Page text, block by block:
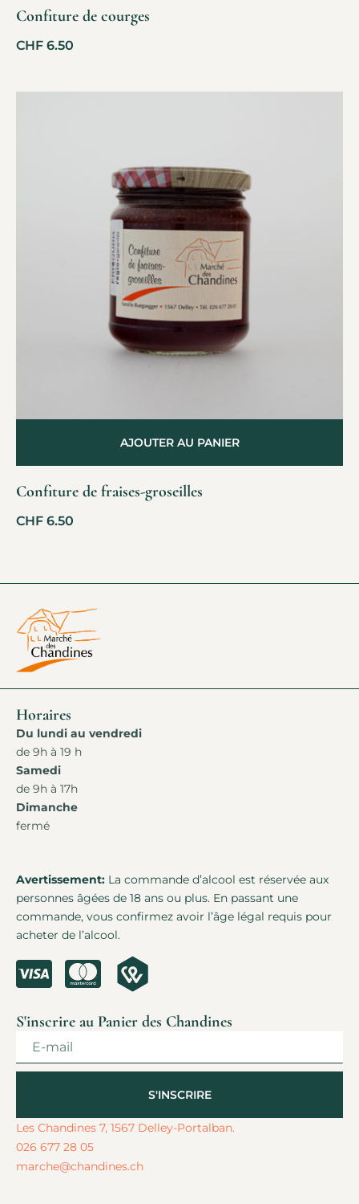
Confiture de courges
CHF 6.50
Confiture de fraises-groseilles
CHF 6.50
AJOUTER AU PANIER
Horaires
Du lundi au vendredi
de 9h à 19 h
Samedi
de 9h à 17h
Dimanche
fermé
Avertissement: La commande d’alcool est réservée aux
personnes âgées de 18 ans ou plus. En passant une
commande, vous confirmez avoir l’âge légal requis pour
acheter de l’alcool.
S'inscrire au Panier des Chandines
S'INSCRIRE
Alternative:
Les Chandines 7, 1567 Delley-Portalban.
026 677 28 05
marche@chandines.ch